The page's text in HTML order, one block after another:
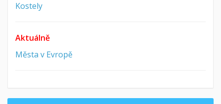
Kostely
Aktuálně
Města v Evropě